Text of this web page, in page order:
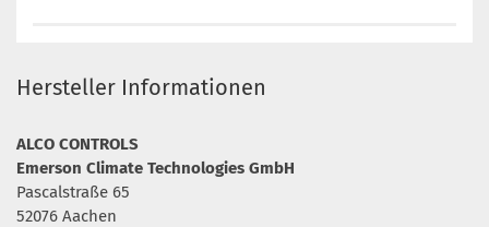
Hersteller Informationen
ALCO CONTROLS
Emerson Climate Technologies GmbH
Pascalstraße 65
52076 Aachen